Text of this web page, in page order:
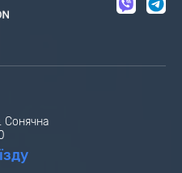
Сонячна